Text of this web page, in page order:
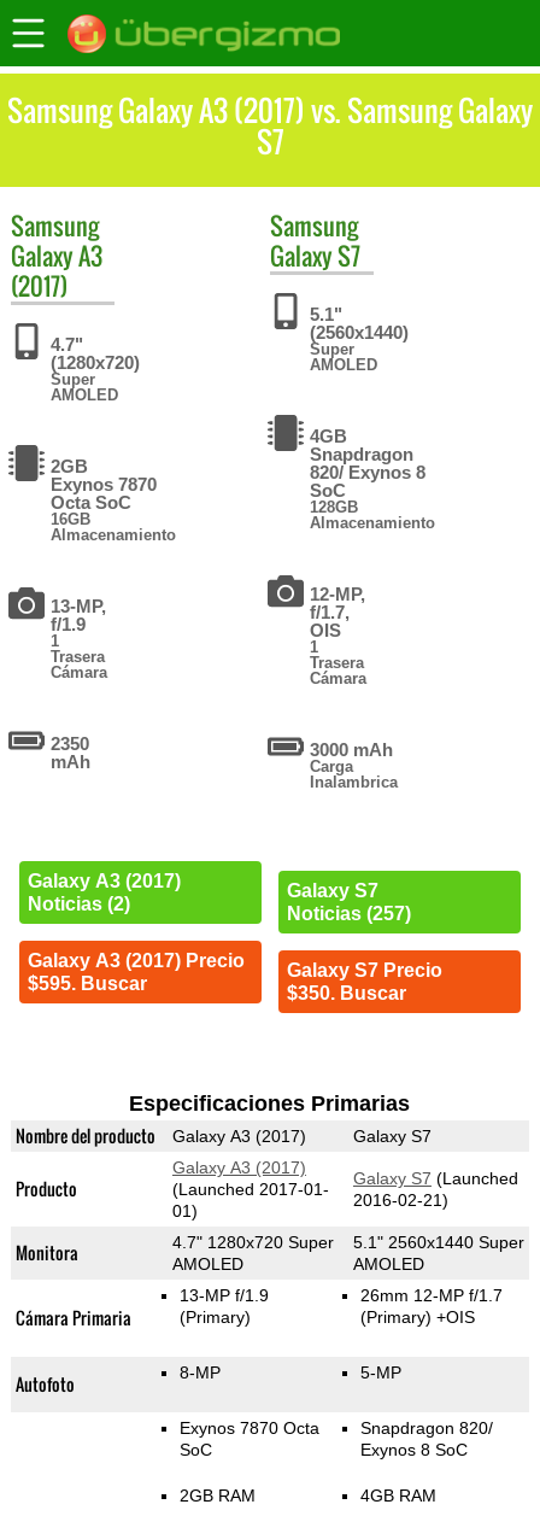
Samsung Galaxy A3 (2017) vs. Samsung Galaxy
S7
Samsung
Galaxy A3
(2017)
4.7"
(1280x720)
Super
AMOLED
2GB
Exynos 7870
Octa SoC
16GB
Almacenamiento
13-MP,
f/1.9
1
Trasera
Cámara
2350
mAh
Galaxy A3 (2017)
Noticias (2)
Galaxy A3 (2017) Precio
$595. Buscar
Samsung
Galaxy S7
5.1"
(2560x1440)
Super
AMOLED
4GB
Snapdragon
820/ Exynos 8
SoC
128GB
Almacenamiento
12-MP,
f/1.7,
OIS
1
Trasera
Cámara
3000 mAh
Carga
Inalambrica
Galaxy S7
Noticias (257)
Galaxy S7 Precio
$350. Buscar
Especificaciones Primarias
Nombre del producto Galaxy A3 (2017) Galaxy S7
Producto
Galaxy A3 (2017)
(Launched 2017-01-
01)
Galaxy S7 (Launched
2016-02-21)
Monitora
4.7" 1280x720 Super
AMOLED
5.1" 2560x1440 Super
AMOLED
Cámara Primaria
13-MP f/1.9
(Primary)
26mm 12-MP f/1.7
(Primary) +OIS
Autofoto 8-MP 5-MP
Exynos 7870 Octa
SoC
2GB RAM
Snapdragon 820/
Exynos 8 SoC
4GB RAM